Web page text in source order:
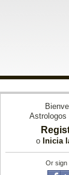
Astrologos
o Inicia
Or sign